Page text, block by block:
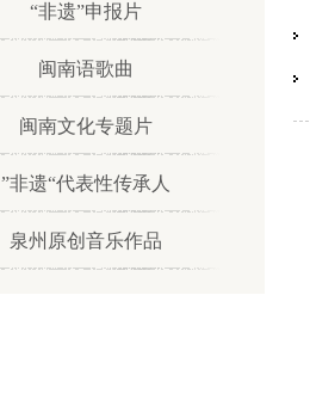
“非遗”申报片
闽南语歌曲
闽南文化专题片
”非遗“代表性传承人
泉州原创音乐作品